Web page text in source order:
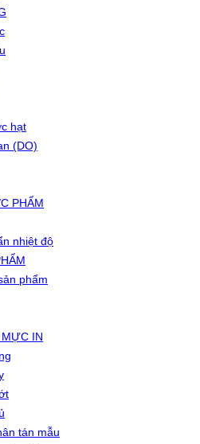
hạt
(DO)
PHẨM
nhiệt độ
phẩm
IN
tán mẫu